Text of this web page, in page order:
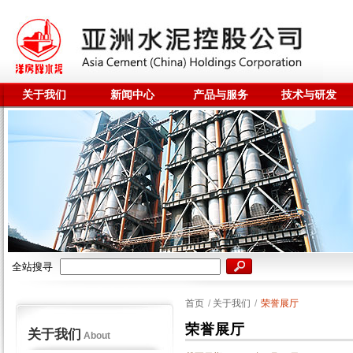
关于我们 新闻中心 产品与服务 技术与研发
全站搜寻
关于我们 About
首页 / 关于我们 / 荣誉展厅
荣誉展厅